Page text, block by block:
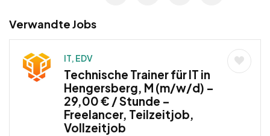
Verwandte Jobs
IT, EDV
Technische Trainer für IT in
Hengersberg, M (m/w/d) –
29,00 € / Stunde –
Freelancer, Teilzeitjob,
Vollzeitjob